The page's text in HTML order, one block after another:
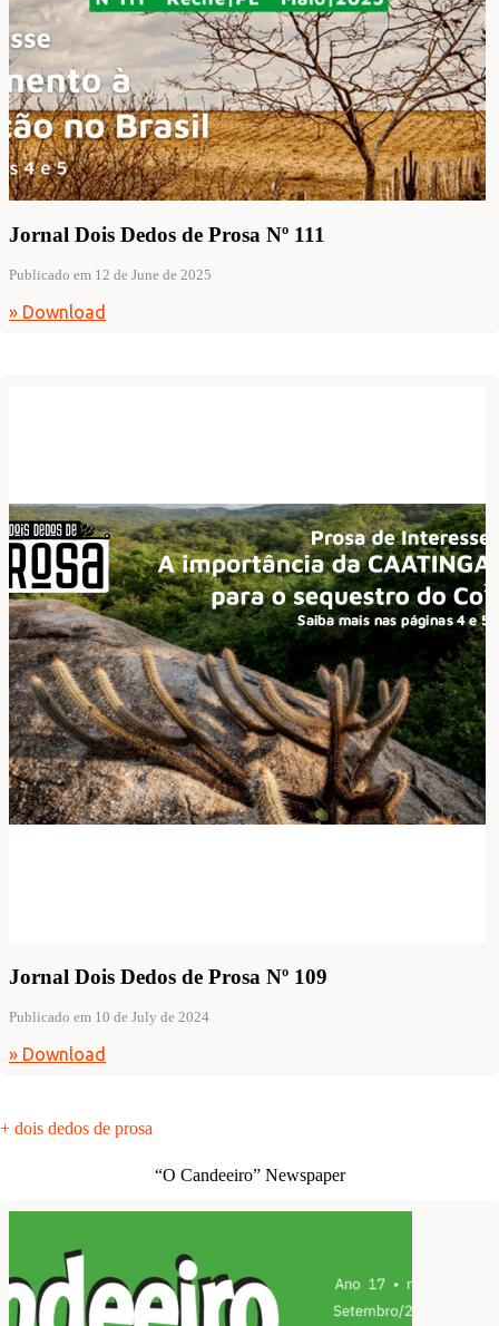
Jornal Dois Dedos de Prosa Nº 111
Publicado em 12 de June de 2025
» Download
Jornal Dois Dedos de Prosa Nº 109
Publicado em 10 de July de 2024
» Download
+ dois dedos de prosa
“O Candeeiro” Newspaper